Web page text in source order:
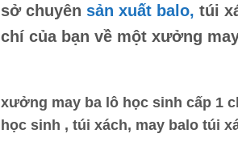
sở chuyên sản xuất balo, túi
chí của bạn về một xưởng
xưởng may ba lô học sinh cấp 1
học sinh , túi xách, may balo túi